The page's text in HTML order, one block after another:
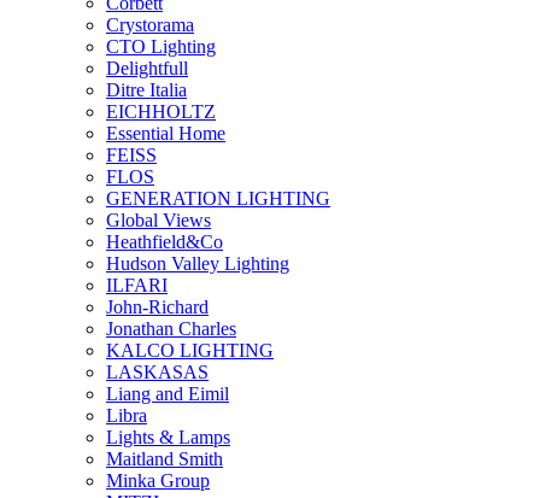
Crystorama
CTO Lighting
Delightfull
Ditre Italia
EICHHOLTZ
Essential Home
FEISS
FLOS
GENERATION LIGHTING
Global Views
Heathfield&Co
Hudson Valley Lighting
ILFARI
John-Richard
Jonathan Charles
KALCO LIGHTING
LASKASAS
Liang and Eimil
Libra
Lights & Lamps
Maitland Smith
Minka Group